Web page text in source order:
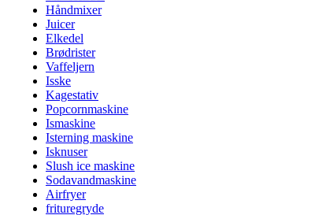
Håndmixer
Juicer
Elkedel
Brødrister
Vaffeljern
Isske
Kagestativ
Popcornmaskine
Ismaskine
Isterning maskine
Isknuser
Slush ice maskine
Sodavandmaskine
Airfryer
frituregryde